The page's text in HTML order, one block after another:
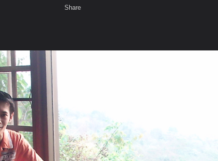
ทริปวัดเขาแร่และ ธรรมมะทัศนาจรภาคเ
รูปภาพ
กล้อง แท็ก
เสียงธรรม สมาชิก ห้องสนทนา
Share